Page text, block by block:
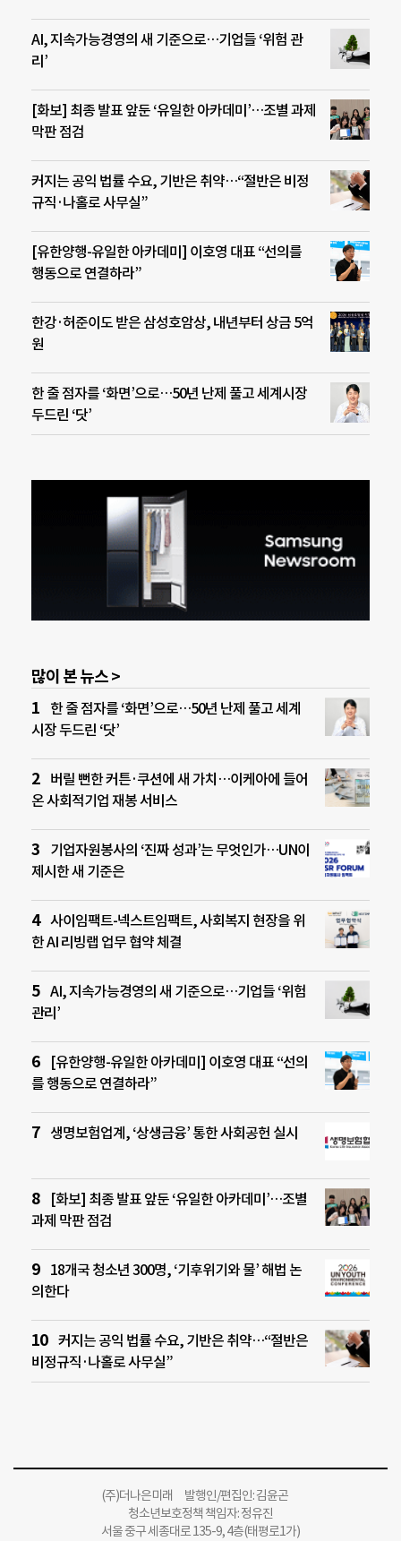
AI, 지속가능경영의 새 기준으로…기업들 ‘위험 관
리’
[화보] 최종 발표 앞둔 ‘유일한 아카데미’…조별 과제
막판 점검
커지는 공익 법률 수요, 기반은 취약…“절반은 비정
규직·나홀로 사무실”
[유한양행-유일한 아카데미] 이호영 대표 “선의를
행동으로 연결하라”
한강·허준이도 받은 삼성호암상, 내년부터 상금 5억
원
한 줄 점자를 ‘화면’으로…50년 난제 풀고 세계시장
두드린 ‘닷’
많이 본 뉴스 >
한 줄 점자를 ‘화면’으로…50년 난제 풀고 세계
시장 두드린 ‘닷’
버릴 뻔한 커튼·쿠션에 새 가치…이케아에 들어
온 사회적기업 재봉 서비스
기업자원봉사의 ‘진짜 성과’는 무엇인가…UN이
제시한 새 기준은
사이임팩트-넥스트임팩트, 사회복지 현장을 위
한 AI 리빙랩 업무 협약 체결
AI, 지속가능경영의 새 기준으로…기업들 ‘위험
관리’
[유한양행-유일한 아카데미] 이호영 대표 “선의
를 행동으로 연결하라”
생명보험업계, ‘상생금융’ 통한 사회공헌 실시
[화보] 최종 발표 앞둔 ‘유일한 아카데미’…조별
과제 막판 점검
18개국 청소년 300명, ‘기후위기와 물’ 해법 논
의한다
커지는 공익 법률 수요, 기반은 취약…“절반은
비정규직·나홀로 사무실”
(주)더나은미래 발행인/편집인: 김윤곤
청소년보호정책 책임자: 정유진
서울 중구 세종대로 135-9, 4층(태평로1가)